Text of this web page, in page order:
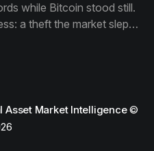
while Bitcoin stood still.
a theft the market slept
market priced for
Asset Market Intelligence©